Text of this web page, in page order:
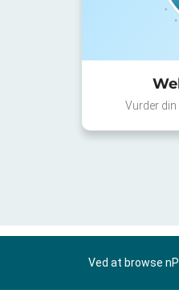
Vurder
Ved at browse